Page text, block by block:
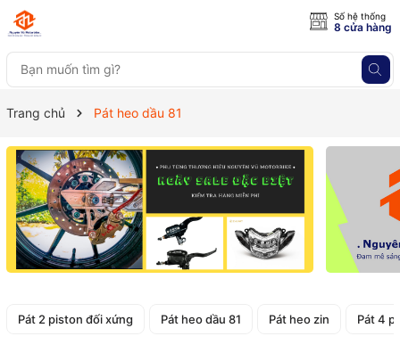
Số hệ thống
8 cửa hàng
Trang chủ Pát heo dầu 81
Pát 2 piston đối xứng Pát heo dầu 81 Pát heo zin Pát 4